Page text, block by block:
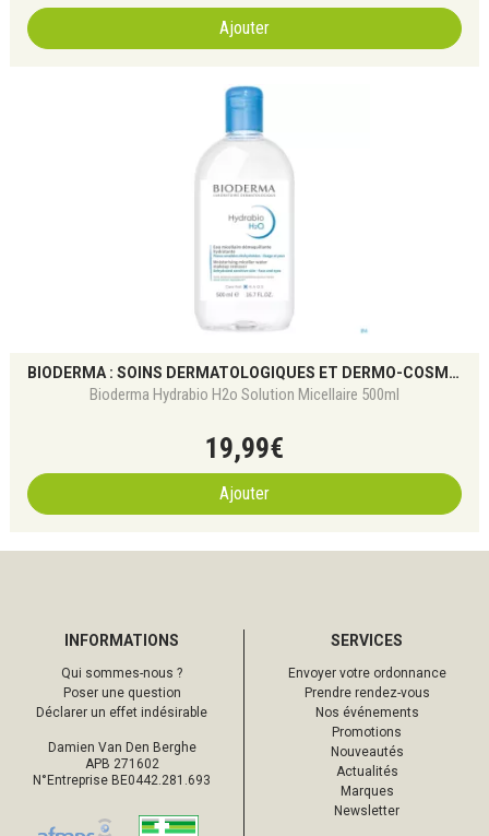
Ajouter
BIODERMA : SOINS DERMATOLOGIQUES ET DERMO-COSMÉTIQUES POUR TOUS LES TYPES DE PEAU
Bioderma Hydrabio H2o Solution Micellaire 500ml
19,99€
Ajouter
INFORMATIONS
Qui sommes-nous ?
Poser une question
Déclarer un effet indésirable
Damien Van Den Berghe
APB 271602
N°Entreprise BE0442.281.693
SERVICES
Envoyer votre ordonnance
Prendre rendez-vous
Nos événements
Promotions
Nouveautés
Actualités
Marques
Newsletter